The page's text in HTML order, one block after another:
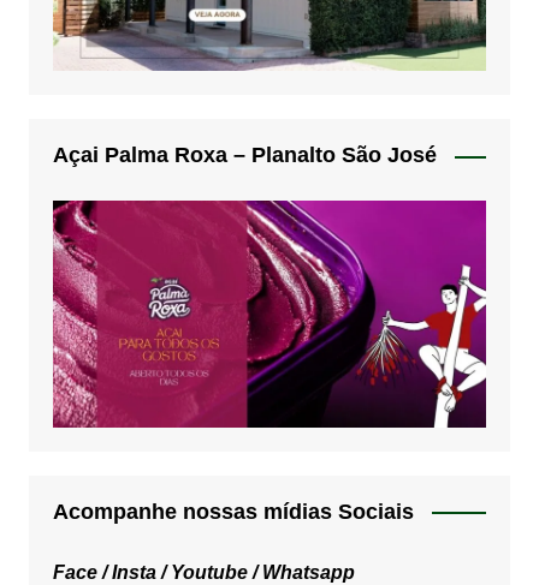
Açai Palma Roxa – Planalto São José
Acompanhe nossas mídias Sociais
Face /Insta /Youtube /Whatsapp